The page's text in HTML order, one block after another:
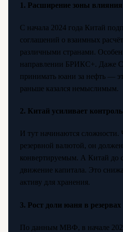
1. Расширение зоны
С начала 2024 года Китай
соглашений о взаимных
различными странами.
направлении БРИКС+. Даже
принимать юани за нефть —
раньше казался немыслимым.
2. Китай усиливает
И тут начинаются сложности.
резервной валютой, он
конвертируемым. А Китай до
движение капитала. Это
активу для хранения.
3. Рост доли юаня в резервах
По данным МВФ, в начале